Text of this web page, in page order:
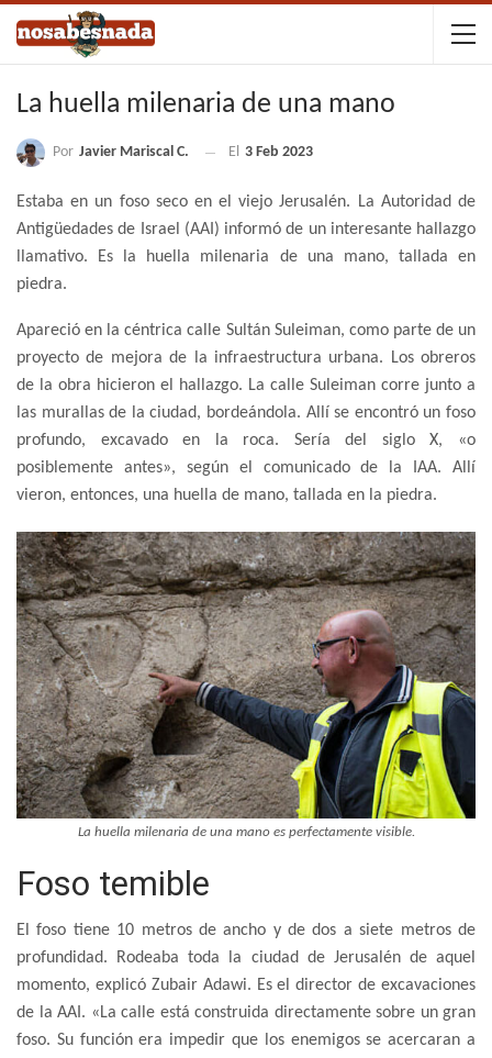
La huella milenaria de una mano
Por Javier Mariscal C. El 3 Feb 2023
Estaba en un foso seco en el viejo Jerusalén. La Autoridad de
Antigüedades de Israel (AAI) informó de un interesante hallazgo
llamativo. Es la huella milenaria de una mano, tallada en
piedra.
Apareció en la céntrica calle Sultán Suleiman, como parte de un
proyecto de mejora de la infraestructura urbana. Los obreros
de la obra hicieron el hallazgo. La calle Suleiman corre junto a
las murallas de la ciudad, bordeándola. Allí se encontró un foso
profundo, excavado en la roca. Sería del siglo X, «o
posiblemente antes», según el comunicado de la IAA. Allí
vieron, entonces, una huella de mano, tallada en la piedra.
La huella milenaria de una mano es perfectamente visible.
Foso temible
El foso tiene 10 metros de ancho y de dos a siete metros de
profundidad. Rodeaba toda la ciudad de Jerusalén de aquel
momento, explicó Zubair Adawi. Es el director de excavaciones
de la AAI. «La calle está construida directamente sobre un gran
foso. Su función era impedir que los enemigos se acercaran a